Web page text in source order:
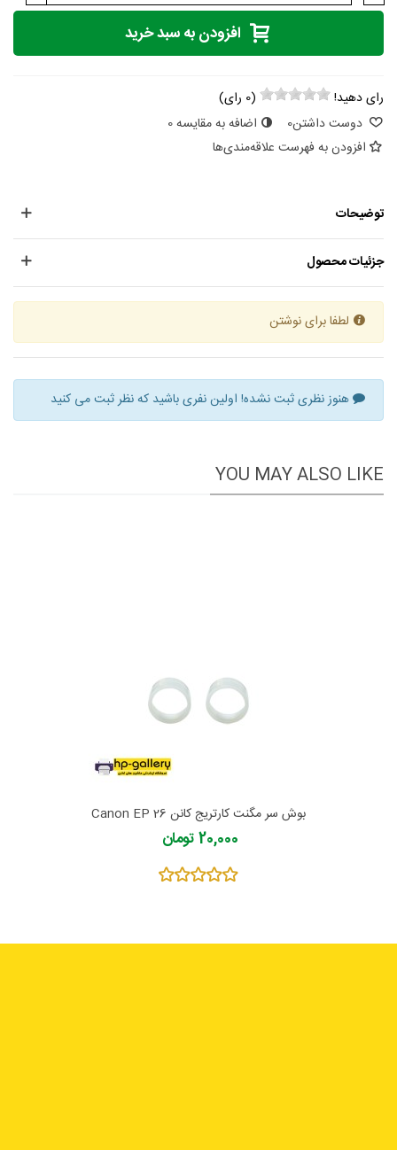
افزودن به سبد خرید
رای دهید! (
0 رای)
دوست داشتن0 اضافه به مقایسه0
افزودن به فهرست علاقه‌مندی‌ها
توضیحات
جزئیات محصول
لطفا برای نوشتن
هنوز نظری ثبت نشده! اولین نفری باشید که نظر ثبت می کنید
YOU MAY ALSO LIKE
بوش سر مگنت کارتریج کانن Canon EP 26
20,000 تومان